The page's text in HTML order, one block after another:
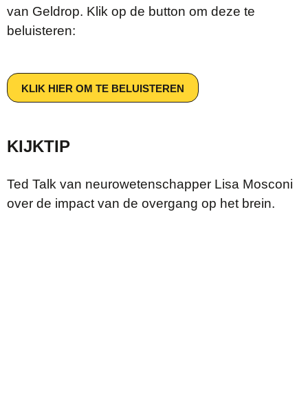
van Geldrop. Klik op de button om deze te
beluisteren:
KLIK HIER OM TE BELUISTEREN
KIJKTIP
Ted Talk van neurowetenschapper Lisa Mosconi
over de impact van de overgang op het brein.